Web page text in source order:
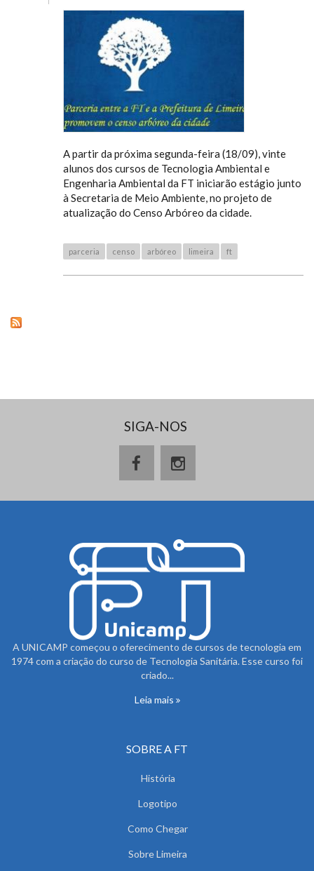
A partir da próxima segunda-feira (18/09), vinte
alunos dos cursos de Tecnologia Ambiental e
Engenharia Ambiental da FT iniciarão estágio junto
à Secretaria de Meio Ambiente, no projeto de
atualização do Censo Arbóreo da cidade.
parceria censo arbóreo limeira ft
SIGA-NOS
A UNICAMP começou o oferecimento de cursos de tecnologia em
1974 com a criação do curso de Tecnologia Sanitária. Esse curso foi
criado...
Leia mais
SOBRE A FT
História
Logotipo
Como Chegar
Sobre Limeira